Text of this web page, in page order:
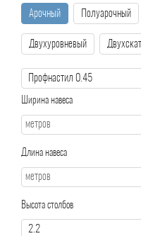
Арочный Полуарочный
Двухуровневый
Ширина навеса
Длина навеса
Высота столбов